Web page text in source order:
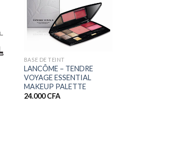
BASE DE TEINT
LANCÔME – TENDRE
VOYAGE ESSENTIAL
MAKEUP PALETTE
24.000CFA